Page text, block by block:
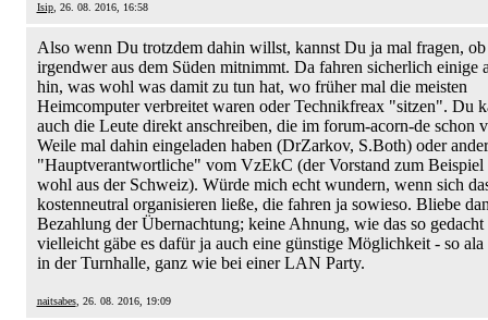
Isip, 26. 08. 2016, 16:58
Also wenn Du trotzdem dahin willst, kannst Du ja mal fragen,
irgendwer aus dem Süden mitnimmt. Da fahren sicherlich einige
hin, was wohl was damit zu tun hat, wo früher mal die meisten
Heimcomputer verbreitet waren oder Technikfreax "sitzen". Du
auch die Leute direkt anschreiben, die im forum-acorn-de schon
Weile mal dahin eingeladen haben (DrZarkov, S.Both) oder
"Hauptverantwortliche" vom VzEkC (der Vorstand zum Beispiel
wohl aus der Schweiz). Würde mich echt wundern, wenn sich
kostenneutral organisieren ließe, die fahren ja sowieso. Bliebe
Bezahlung der Übernachtung; keine Ahnung, wie das so gedacht
vielleicht gäbe es dafür ja auch eine günstige Möglichkeit - so ala
in der Turnhalle, ganz wie bei einer LAN Party.
naitsabes, 26. 08. 2016, 19:09